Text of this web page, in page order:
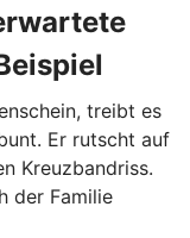
treibt es
Er rutscht auf
Kreuzbandriss.
der Familie